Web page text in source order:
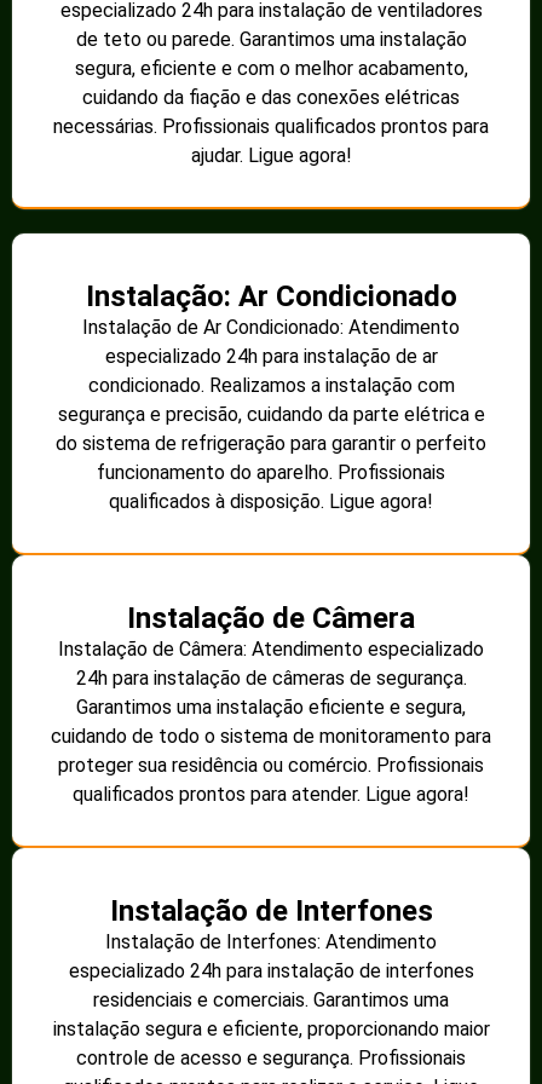
especializado 24h para instalação de ventiladores
de teto ou parede. Garantimos uma instalação
segura, eficiente e com o melhor acabamento,
cuidando da fiação e das conexões elétricas
necessárias. Profissionais qualificados prontos para
ajudar. Ligue agora!
Instalação: Ar Condicionado
Instalação de Ar Condicionado: Atendimento
especializado 24h para instalação de ar
condicionado. Realizamos a instalação com
segurança e precisão, cuidando da parte elétrica e
do sistema de refrigeração para garantir o perfeito
funcionamento do aparelho. Profissionais
qualificados à disposição. Ligue agora!
Instalação de Câmera
Instalação de Câmera: Atendimento especializado
24h para instalação de câmeras de segurança.
Garantimos uma instalação eficiente e segura,
cuidando de todo o sistema de monitoramento para
proteger sua residência ou comércio. Profissionais
qualificados prontos para atender. Ligue agora!
Instalação de Interfones
Instalação de Interfones: Atendimento
especializado 24h para instalação de interfones
residenciais e comerciais. Garantimos uma
instalação segura e eficiente, proporcionando maior
controle de acesso e segurança. Profissionais